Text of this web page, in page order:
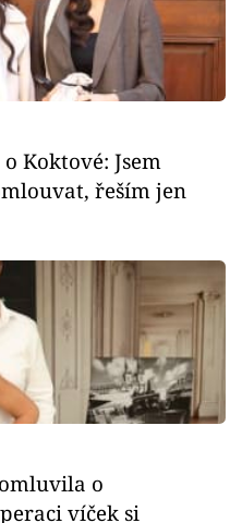
Koktové: Jsem
řeším jen
o
víček si